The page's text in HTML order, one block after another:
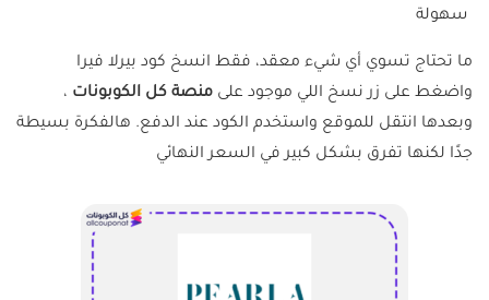
سهولة
ما تحتاج تسوي أي شيء معقد، فقط انسخ كود بيرلا فيرا
واضغط على زر نسخ اللي موجود على منصة كل الكوبونات ،
وبعدها انتقل للموقع واستخدم الكود عند الدفع. هالفكرة بسيطة
جدًا لكنها تفرق بشكل كبير في السعر النهائي